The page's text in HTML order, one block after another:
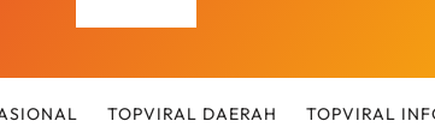
TOPVIRAL DAERAH TOPVIRAL